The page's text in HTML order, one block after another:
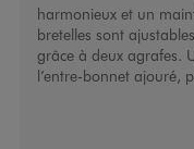
harmonieux et un
bretelles sont
grâce à deux agrafes.
l’entre-bonnet ajouré,